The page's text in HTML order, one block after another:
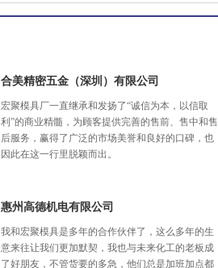
合美精密五金（深圳）有限公司
宏聚模具厂一直继承和发扬了“诚信为本，以信取
利”的商业精髓，为顾客提供完善的售前、售中和售
后服务，赢得了广泛的市场美誉和良好的口碑，也
因此在这一行里脱颖而出。
惠州高德机电有限公司
我和宏聚模具是多年的合作伙伴了，这么多年的生
意来往让我们更加默契，我也与未来化工的老板成
了好朋友，不管货要的多急，他们总是加班加点都